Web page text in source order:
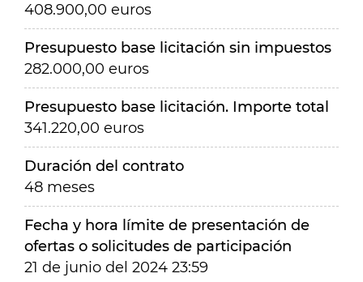
408.900,00 euros
Presupuesto base licitación sin impuestos
282.000,00 euros
Presupuesto base licitación. Importe total
341.220,00 euros
Duración del contrato
48 meses
Fecha y hora límite de presentación de
ofertas o solicitudes de participación
21 de junio del 2024 23:59